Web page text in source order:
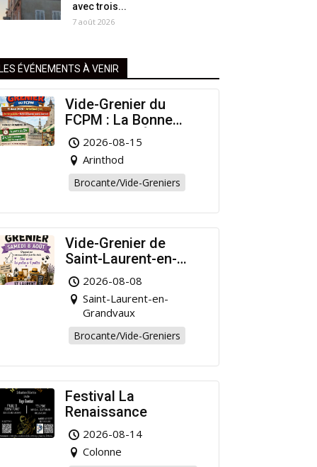
avec trois...
7 août 2026
ÉVÉNEMENTS À VENIR
Vide-Grenier du
FCPM : La Bonne
Affaire de l’Été à
Arinthod !
2026-08-15
Arinthod
Brocante/Vide-Greniers
Vide-Grenier de
Saint-Laurent-en-
Grandvaux : Venez
chiner pour la bonne
cause !
2026-08-08
Saint-Laurent-en-
Grandvaux
Brocante/Vide-Greniers
Festival La
Renaissance
2026-08-14
Colonne